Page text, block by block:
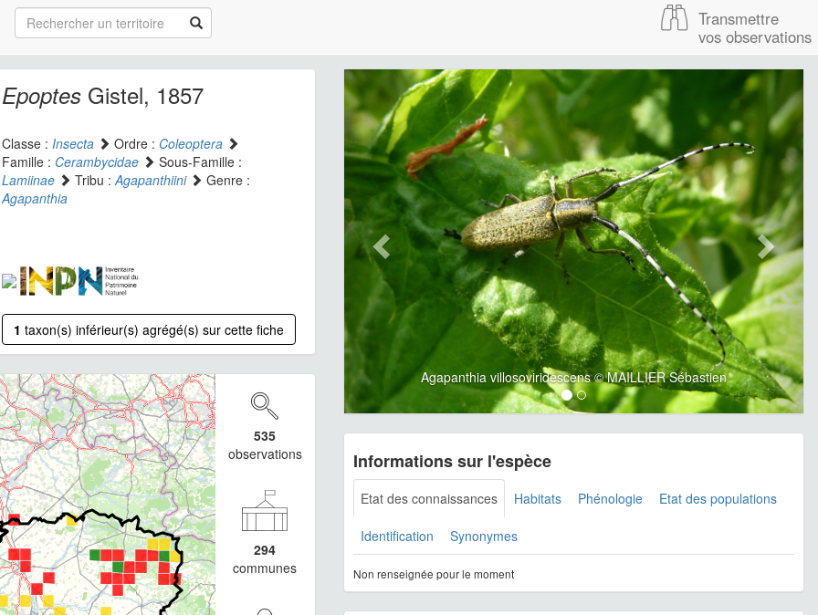
Transmettre
vos observations
EpoptesGistel, 1857
Classe : Insecta Ordre : Coleoptera
Famille : Cerambycidae
Sous-Famille :
Lamiinae
Tribu :Agapanthiini
Genre :
Agapanthia
1 taxon(s) inférieur(s) agrégé(s) sur cette fiche
535
observations
294
communes
Agapanthia villosoviridescens © MAILLIER Sébastien
Informations sur l'espèce
Etat des connaissances Habitats Phénologie Etat des populations
Identification Synonymes
Non renseignée pour le moment